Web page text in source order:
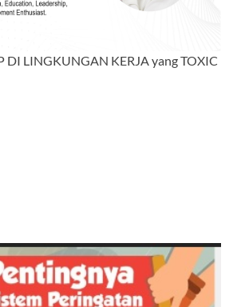
DI LINGKUNGAN KERJA yang TOXIC